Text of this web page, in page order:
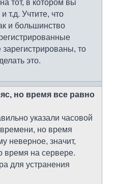
тот, в котором вы
т.д. Учтите, что
и большинство
то
это.
но время все равно
указали часовой
времени, но время
неверное, значит,
время на сервере.
для устранения